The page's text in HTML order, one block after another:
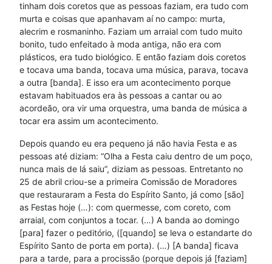
tinham dois coretos que as pessoas faziam, era tudo com
murta e coisas que apanhavam aí no campo: murta,
alecrim e rosmaninho. Faziam um arraial com tudo muito
bonito, tudo enfeitado à moda antiga, não era com
plásticos, era tudo biológico. E então faziam dois coretos
e tocava uma banda, tocava uma música, parava, tocava
a outra [banda]. E isso era um acontecimento porque
estavam habituados era às pessoas a cantar ou ao
acordeão, ora vir uma orquestra, uma banda de música a
tocar era assim um acontecimento.
Depois quando eu era pequeno já não havia Festa e as
pessoas até diziam: “Olha a Festa caiu dentro de um poço,
nunca mais de lá saiu”, diziam as pessoas. Entretanto no
25 de abril criou-se a primeira Comissão de Moradores
que restauraram a Festa do Espírito Santo, já como [são]
as Festas hoje (…): com quermesse, com coreto, com
arraial, com conjuntos a tocar. (…) A banda ao domingo
[para] fazer o peditório, ([quando] se leva o estandarte do
Espírito Santo de porta em porta). (…) [A banda] ficava
para a tarde, para a procissão (porque depois já [faziam]